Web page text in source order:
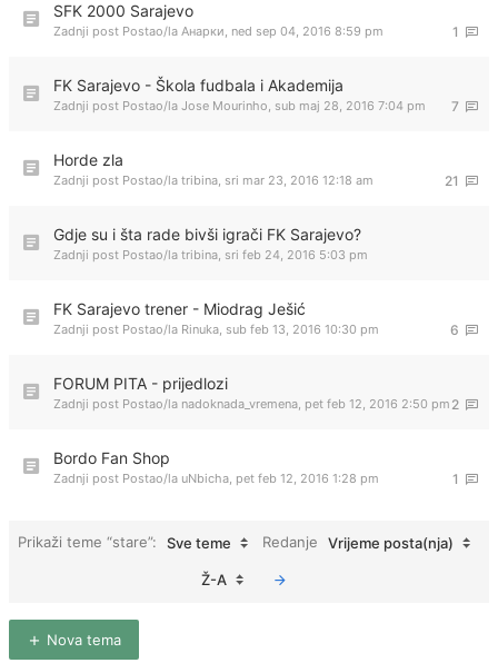
SFK 2000 Sarajevo
1
Zadnji post Postao/la Анарки, ned sep 04, 2016 8:59 pm
FK Sarajevo - Škola fudbala i Akademija
7
Zadnji post Postao/la Jose Mourinho, sub maj 28, 2016 7:04 pm
Horde zla
21
Zadnji post Postao/la tribina, sri mar 23, 2016 12:18 am
Gdje su i šta rade bivši igrači FK Sarajevo?
Zadnji post Postao/la tribina, sri feb 24, 2016 5:03 pm
FK Sarajevo trener - Miodrag Ješić
6
Zadnji post Postao/la Rinuka, sub feb 13, 2016 10:30 pm
FORUM PITA - prijedlozi
2
Zadnji post Postao/la nadoknada_vremena, pet feb 12, 2016 2:50 pm
Bordo Fan Shop
1
Zadnji post Postao/la uNbicha, pet feb 12, 2016 1:28 pm
Prikaži teme “stare”: Sve teme Redanje Vrijeme posta(nja)
Ž-A
Nova tema